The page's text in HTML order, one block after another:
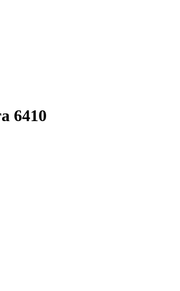
6410